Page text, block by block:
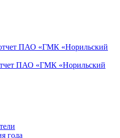
ПАО «ГМК «Норильский
ПАО «ГМК «Норильский
года